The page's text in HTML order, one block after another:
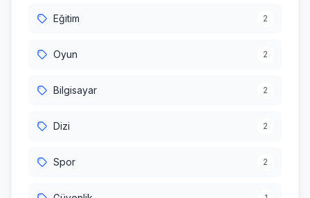
Eğitim 2
Oyun 2
Bilgisayar 2
Dizi 2
Spor 2